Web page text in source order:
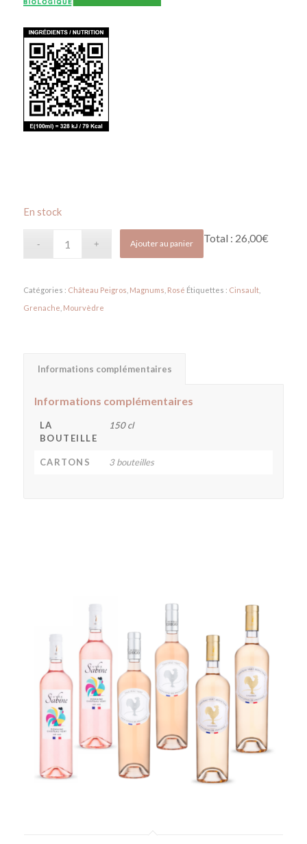
En stock
Ajouter au panier Total : 26,00€
Catégories : Château Peigros Magnums Rosé Étiquettes : Cinsault,
Grenache Mourvèdre
Informations complémentaires
Informations complémentaires
LA
BOUTEILLE
150 cl
CARTONS 3 bouteilles